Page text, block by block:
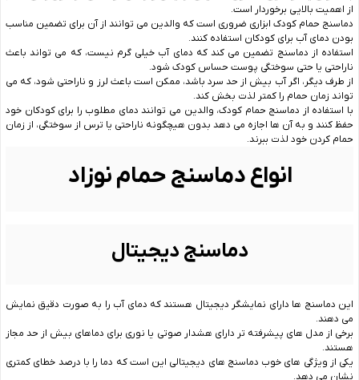
از اهمیت بالایی برخوردار است.
دماسنج حمام کودک ابزاری ضروری است که والدین می توانند از آن برای تضمین مناسب
بودن دمای آب برای کودکان استفاده کنند.
استفاده از دماسنج تضمین می کند که دمای آب خیلی گرم نیست، که می تواند باعث
ناراحتی یا حتی سوختگی پوست حساس کودک شود.
از طرف دیگر، اگر آب بیش از حد سرد باشد، ممکن است باعث لرز و ناراحتی شود، که می
تواند زمان حمام را کمتر لذت بخش کند.
با استفاده از دماسنج حمام کودک، والدین می توانند دمای مطلوب را برای کودکان خود
حفظ کنند و به آن ها اجازه می دهد بدون هیچگونه ناراحتی یا ترس از سوختگی، از زمان
حمام کردن خود لذت ببرند.
انواع دماسنج حمام نوزاد
دماسنج دیجیتال
این دماسنج‌ ها دارای نمایشگر دیجیتال هستند که دمای آب را به‌ صورت دقیق نمایش
می ‌دهند.
برخی از مدل‌ های پیشرفته ‌تر دارای هشدار صوتی یا نوری برای دماهای بیش از حد مجاز
هستند.
یکی از ویژگی های خوب دماسنج های دیجیتالی این است که دما را با درصد خطای کمتری
نشان می دهد.